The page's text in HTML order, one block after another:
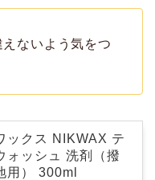
ないよう気をつ
ックス NIKWAX テ
ォッシュ 洗剤（撥
用） 300ml